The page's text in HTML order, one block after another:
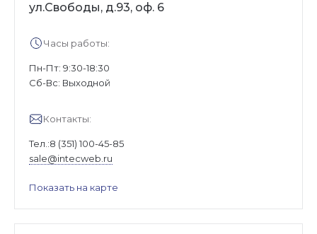
ул.Свободы, д.93, оф. 6
Часы работы:
Пн-Пт: 9:30-18:30
Cб-Вс: Выходной
Контакты:
Тел.:8 (351) 100-45-85
sale@intecweb.ru
Показать на карте